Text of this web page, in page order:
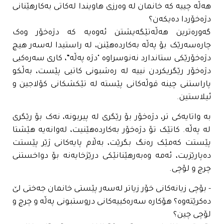
هەڵە چییە کە خانمان لە وەرزی هاویندا لەکاتی بەکارهێنانی
دژەخۆردا دەیکەن؟
گەورەترین هەڵەتێگەیشتن ئەوەیە کە دژەخۆر وەک
چارەسەرێک بۆ پەڵە بەکاردەهێنن، لە راستیدا لەسەر هیچ
دژەخۆرێکی ستاندارد نەنوسراوە "دژە پەڵە”، کاری سەرەکیی
دژەخۆر رێگریکردن نییە لە رەشبونی کاتیی پێست، بەڵکو
پاراستنی چینە قوڵەکانی پێستە لە تێکشکانی کۆلاجین و
ئیلاستین.
بە واتایەکی تر، دژەخۆر بۆ رێگری لە پیربونە، نەک بۆ رێگری
لە پەڵە. کاتێک تۆ دژەخۆر بەکاردەهێنیت، لەوانەیە هێشتا
پێستت کەمێک رەنگ بگرێت، بەڵام پایەکانی ژێر پێستت
دەپارێزیت، ئەمە وەبەرهێنانێکی درێژخایەنە بۆ دواخستنی
چرچ و لۆچی.
- بۆچی زیانەکانی خۆر زیاتر لەسەر پێستی خانمان جەختی لێ
دەکرێتەوە؟ هۆکارە سەرەکییەکانی دروستبونی پەڵە و چرچ و
لۆچی چین؟